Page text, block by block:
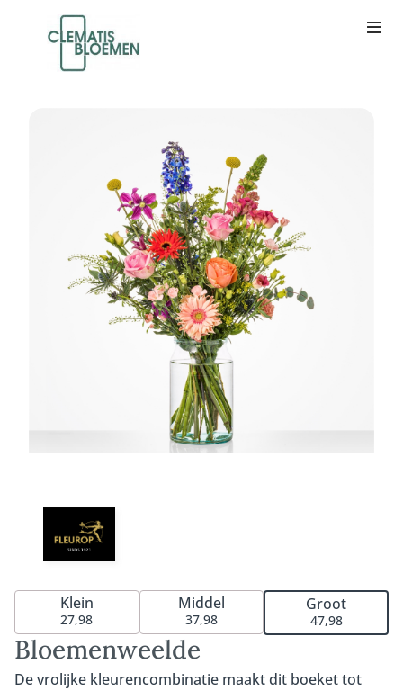
Bloemenweelde
De vrolijke kleurencombinatie maakt dit boeket tot
Klein
27,98
Middel
37,98
Groot
47,98